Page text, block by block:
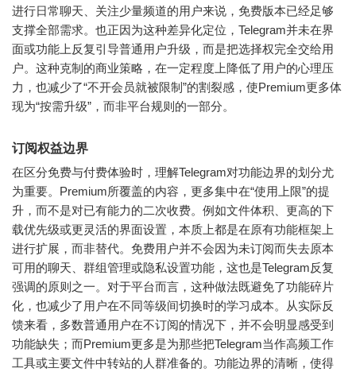
进行日常聊天、关注少量频道的用户来说，免费版本已经足够
支撑全部需求。也正因为这种差异化定位，Telegram并未在界
面或功能上反复引导普通用户升级，而是把选择权完全交给用
户。这种克制的商业策略，在一定程度上降低了用户的心理压
力，也减少了“不开会员就被限制”的割裂感，使Premium更多体
现为“按需升级”，而非平台规则的一部分。
订阅权益边界
在区分免费与付费体验时，理解Telegram对功能边界的划分尤
为重要。Premium所覆盖的内容，更多集中在“使用上限”的提
升，而不是对已有能力的二次收费。例如文件体积、更高的下
载优先级或更灵活的界面设置，本质上都是在原有功能框架上
进行扩展，而非替代。免费用户并不会因为未订阅而失去原本
可用的聊天、群组管理或隐私设置功能，这也是Telegram反复
强调的原则之一。对于平台而言，这种做法既避免了功能碎片
化，也减少了用户在不同等级间切换时的学习成本。从实际反
馈来看，多数普通用户在不订阅的情况下，并不会明显感受到
功能缺失；而Premium更多是为那些把Telegram当作高频工作
工具或主要文件中转站的人群准备的。功能边界的清晰，使得